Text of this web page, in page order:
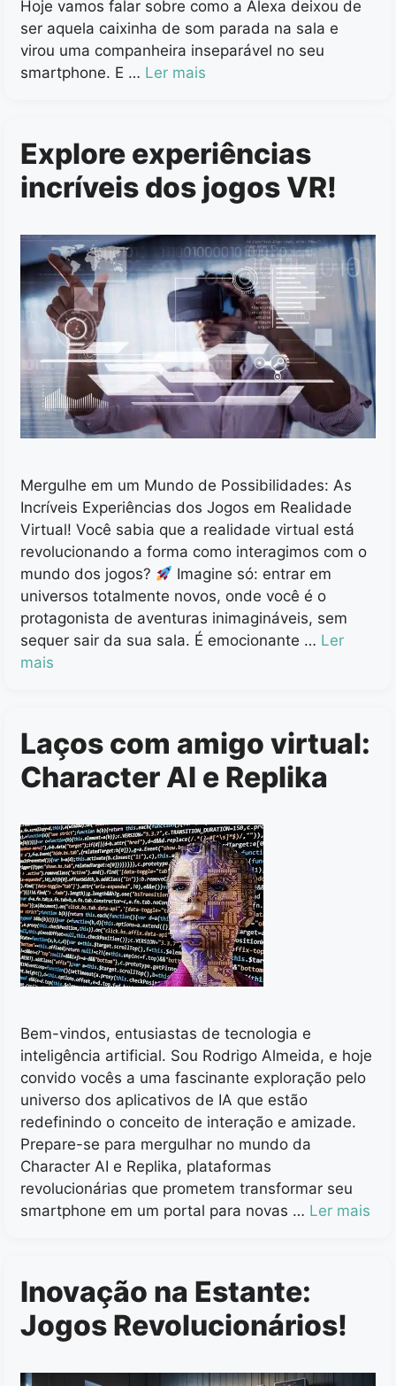
Hoje vamos falar sobre como a Alexa deixou de
ser aquela caixinha de som parada na sala e
virou uma companheira inseparável no seu
smartphone. E … Ler mais
Explore experiências
incríveis dos jogos VR!
Mergulhe em um Mundo de Possibilidades: As
Incríveis Experiências dos Jogos em Realidade
Virtual! Você sabia que a realidade virtual está
revolucionando a forma como interagimos com o
mundo dos jogos?
Imagine só: entrar em
universos totalmente novos, onde você é o
protagonista de aventuras inimagináveis, sem
sequer sair da sua sala. É emocionante … Ler
mais
Laços com amigo virtual:
Character AI e Replika
Bem-vindos, entusiastas de tecnologia e
inteligência artificial. Sou Rodrigo Almeida, e hoje
convido vocês a uma fascinante exploração pelo
universo dos aplicativos de IA que estão
redefinindo o conceito de interação e amizade.
Prepare-se para mergulhar no mundo da
Character AI e Replika, plataformas
revolucionárias que prometem transformar seu
smartphone em um portal para novas … Ler mais
Inovação na Estante:
Jogos Revolucionários!